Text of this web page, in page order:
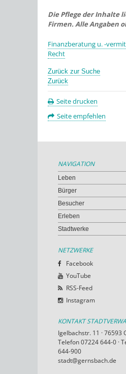
Die Pflege der Inhalte
Firmen. Alle Angaben
Finanzberatung u. -
Recht
Zurück zur Suche
Zurück
Seite drucken
Seite empfehlen
NAVIGATION
Leben
Bürger
Besucher
Erleben
Stadtwerke
NETZWERKE
Facebook
YouTube
RSS-Feed
Instagram
KONTAKT
Igelbachstr. 11 · 76593
Telefon 07224 644-0 ·
644-900
stadt@gernsbach.de